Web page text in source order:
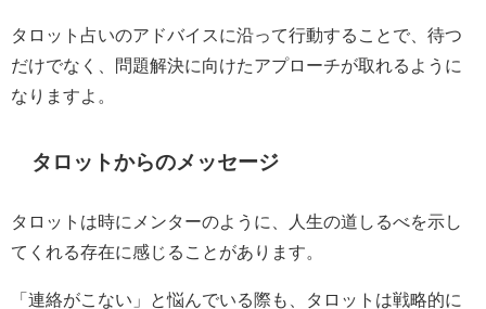
タロット占いのアドバイスに沿って行動することで、待つ
だけでなく、問題解決に向けたアプローチが取れるように
なりますよ。
タロットからのメッセージ
タロットは時にメンターのように、人生の道しるべを示し
てくれる存在に感じることがあります。
「連絡がこない」と悩んでいる際も、タロットは戦略的に